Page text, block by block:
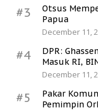
#3
Otsus
Papua
December 11,
#4
DPR:
Masuk RI,
December 11,
#5
Pakar
Pemimpin